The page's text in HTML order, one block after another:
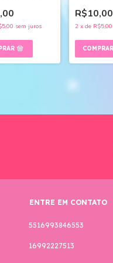
sem juros
R$10,00
2 x de R$5,00
ENTRE EM CONTATO
5516993846553
16992227513